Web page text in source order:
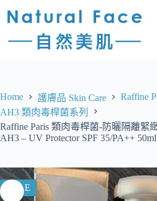
Home 護膚品 Skin Care
Raffine
AH3 類肉毒桿菌系列
Raffine Paris 類肉毒桿菌-防曬隔離緊
AH3 – UV Protector SPF 35/PA++ 50ml
SALE